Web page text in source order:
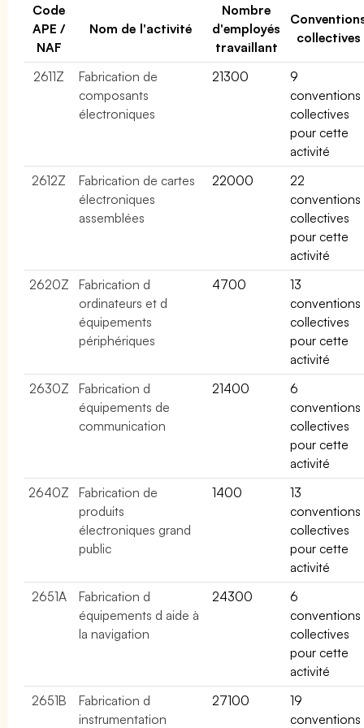
Code
APE /
NAF
Nom de l'activité
Nombre
d'employés
travaillant
collectives
2611Z
Fabrication de
composants
électroniques
21300
9
conventions
collectives
pour cette
activité
2612Z
Fabrication de cartes
électroniques
assemblées
22000
22
conventions
collectives
pour cette
activité
2620Z
Fabrication d
ordinateurs et d
équipements
périphériques
4700
13
conventions
collectives
pour cette
activité
2630Z
Fabrication d
équipements de
communication
21400
6
conventions
collectives
pour cette
activité
2640Z
Fabrication de
produits
électroniques grand
public
1400
13
conventions
collectives
pour cette
activité
2651A
Fabrication d
équipements d aide à
la navigation
24300
6
conventions
collectives
pour cette
activité
2651B
Fabrication d
instrumentation
27100
19
conventions